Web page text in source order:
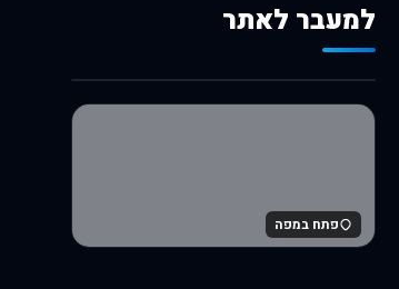
למעבר לאתר
לרכישה באלי אקספרס
פתח במפה